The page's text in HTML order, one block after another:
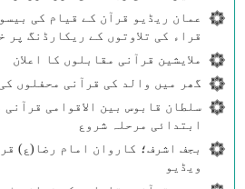
عمان ریڈیو قرآن کے قیام کی
قراء کی تلاوتوں کے ریکارڈنگ پر
ملایشین قرآنی مقابلوں کا اعلان
گھر میں والد کی قرآنی محفلوں
ابتدائی مرحلہ شروع
بجف اشرف؛ کاروان امام رضا(ع)
ویڈیو